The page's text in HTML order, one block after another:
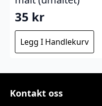
35 kr
Legg I Handlekurv
Kontakt oss